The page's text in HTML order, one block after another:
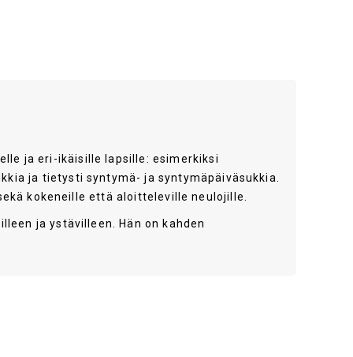
ja eri-ikäisille lapsille: esimerkiksi
ja tietysti syntymä- ja syntymäpäiväsukkia.
kokeneille että aloitteleville neulojille.
ja ystävilleen. Hän on kahden